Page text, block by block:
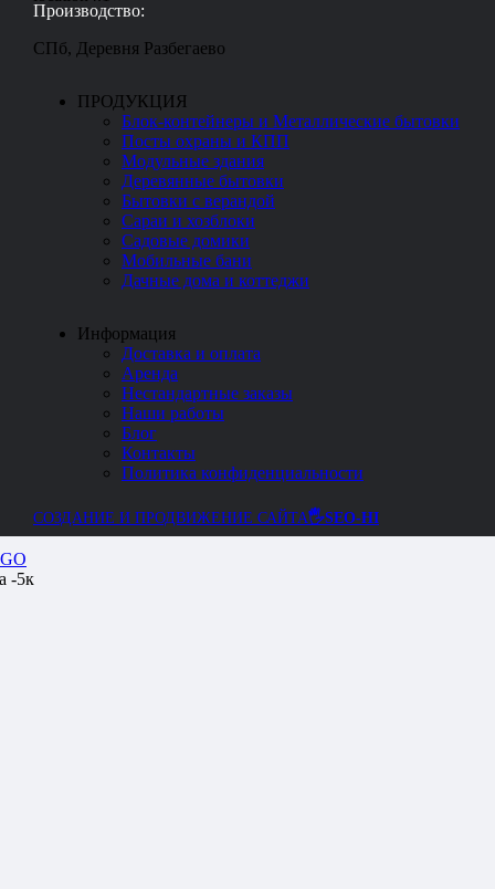
Производство:
СПб, Деревня Разбегаево
ПРОДУКЦИЯ
Блок-контейнеры и Металлические бытовки
Посты охраны и КПП
Модульные здания
Деревянные бытовки
Бытовки с верандой
Сараи и хозблоки
Садовые домики
Мобильные бани
Дачные дома и коттеджи
Информация
Доставка и оплата
Аренда
Нестандартные заказы
Наши работы
Блог
Контакты
Политика конфиденциальности
СОЗДАНИЕ И ПРОДВИЖЕНИЕ САЙТА🖐SEO-HI
GO